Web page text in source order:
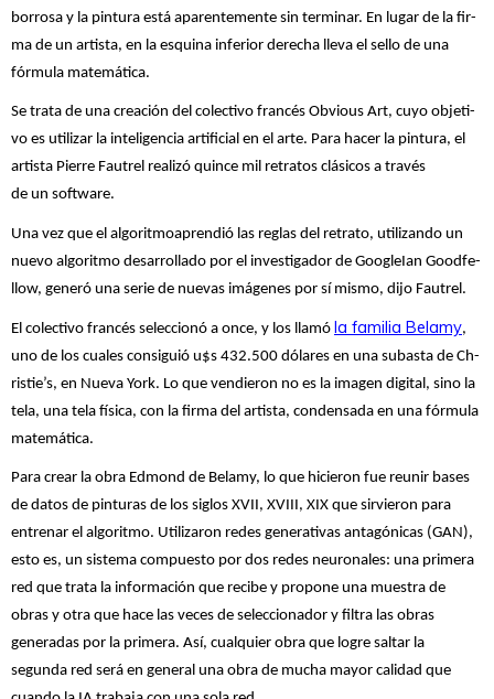
bo­rro­sa y la pin­tu­ra está apa­ren­te­men­te sin ter­mi­nar. En lu­gar de la fir­
ma de un ar­tis­ta, en la es­qui­na in­fe­rior de­re­cha lle­va el se­llo de una
fórmula matemática.
Se tra­ta de una crea­ción del co­lec­ti­vo fran­cés Ob­vious Art, cuyo ob­je­ti­
vo es utili­zar la in­te­li­gen­cia ar­ti­fi­cial en el arte. Para ha­cer la pin­tu­ra, el
ar­tis­ta Pie­rre Fau­trel reali­zó quince mil re­tra­tos clá­si­cos a tra­vés
de un soft­wa­re.
Una vez que el algoritmoaprendió las re­glas del re­tra­to, uti­li­zan­do un
nue­vo al­go­rit­mo desa­rro­lla­do por el in­ves­ti­ga­dor de Goo­gleIan Good­fe­
llow, ge­ne­ró una se­rie de nue­vas imá­ge­nes por sí mis­mo, dijo Fau­trel.
El co­lec­ti­vo fran­cés se­lec­cio­nó a once, y los lla­mó la fa­mi­lia Be­lamy,
uno de los cua­les con­si­guió u$s 432.500 dó­la­res en una subas­ta de Ch­
ris­tie’s, en Nue­va York. Lo que vendieron no es la imagen digital, sino la
tela, una tela física, con la firma del artista, condensada en una fórmula
matemática.
Para crear la obra Edmond de Belamy, lo que hicieron fue reunir bases
de datos de pinturas de los siglos XVII, XVIII, XIX que sirvieron para
entrenar el algoritmo. Utilizaron redes generativas antagónicas (GAN),
esto es, un sistema compuesto por dos redes neuronales: una primera
red que trata la información que recibe y propone una muestra de
obras y otra que hace las veces de seleccionador y filtra las obras
generadas por la primera. Así, cualquier obra que logre saltar la
segunda red será en general una obra de mucha mayor calidad que